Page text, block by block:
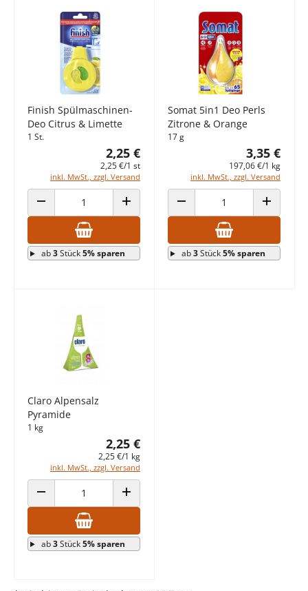
Finish Spülmaschinen-
Deo Citrus & Limette
1 St.
2,25 €
2,25 €/1 st
inkl. MwSt., zzgl. Versand
ANZAHL VERRINGERN ANZAHL ERHÖHEN
ab3Stück5% sparen
Somat 5in1 Deo Perls
Zitrone & Orange
17 g
3,35 €
197,06 €/1 kg
inkl. MwSt., zzgl. Versand
ANZAHL VERRINGERN ANZAHL
ab3Stück5% sparen
Claro Alpensalz
Pyramide
1 kg
2,25 €
2,25 €/1 kg
inkl. MwSt., zzgl. Versand
ANZAHL VERRINGERN ANZAHL ERHÖHEN
ab3Stück5% sparen